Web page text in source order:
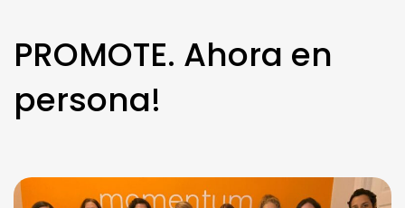
PROMOTE. Ahora en
persona!